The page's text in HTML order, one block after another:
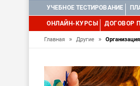
МИНИ-КУРСЫ КУРСЫ
УПРАВЛЕНИЕ ПРОЕКТАМИ
УЧЕБНОЕ ТЕСТИРОВАНИЕ
ОНЛАЙН-КУРСЫ ДОГОВОР
Главная » Другие »